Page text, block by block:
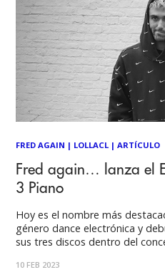
FRED AGAIN | LOLLACL |ARTÍCULO
Fred again… lanza el
3 Piano
Hoy es el nombre más
género dance electrónica y
sus tres discos dentro del
sonidos que abarcan estilos
10 FEB 2023